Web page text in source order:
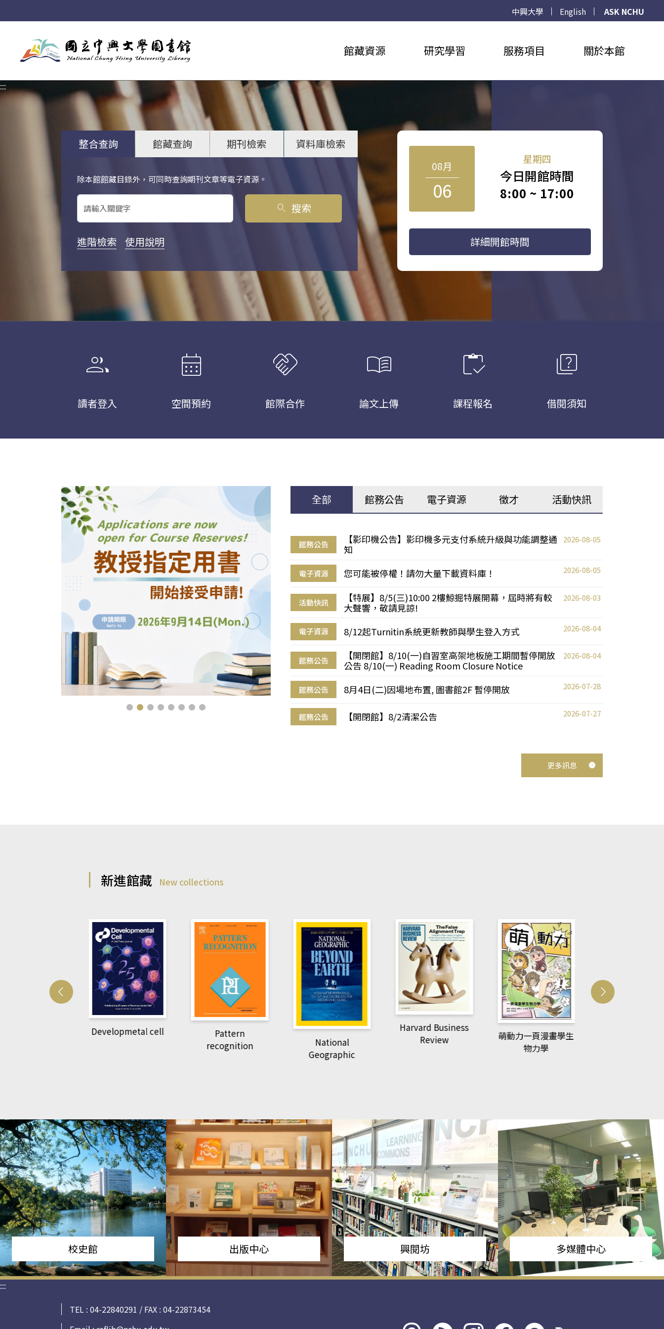
中興大學 English
ASK NCHU
館藏資源 研究學習 服務項目 關於本館
:::
整合查詢 館藏查詢 期刊檢索 資料庫檢索
除本館館藏目錄外，可同時查詢期刊文章等電子資源。
關鍵字搜尋
search 搜索
進階檢索 使用說明
08月
06
星期四
今日開館時間
8:00 ~ 17:00
詳細開館時間
group
讀者登入
calendar_month
空間預約
handshake
館際合作
menu_book
論文上傳
inventory
課程報名
quiz
借閱須知
全部 館務公告 電子資源 徵才 活動快訊
館務公告
【影印機公告】影印機多元支付系統升級與功能調整通
知
2026-08-05
電子資源 您可能被停權！請勿大量下載資料庫！ 2026-08-05
活動快訊
【特展】8/5(三)10:00 2樓鯨掘特展開幕，屆時將有較
大聲響，敬請見諒!
2026-08-03
電子資源 8/12起Turnitin系統更新教師與學生登入方式 2026-08-04
館務公告
【開閉館】8/10(一)自習室高架地板施工期間暫停開放
公告 8/10(一) Reading Room Closure Notice
2026-08-04
館務公告 8月4日(二)因場地布置, 圖書館2F 暫停開放 2026-07-28
館務公告 【開閉館】8/2清潔公告 2026-07-27
更多訊息
新進館藏 New collections
Developmetal cell
Pattern
recognition
National
Geographic
Harvard Business
Review
萌動力一頁漫畫學生
物力學
校史館 出版中心 興閱坊 多媒體中心
:::
TEL : 04-22840291 / FAX : 04-22873454